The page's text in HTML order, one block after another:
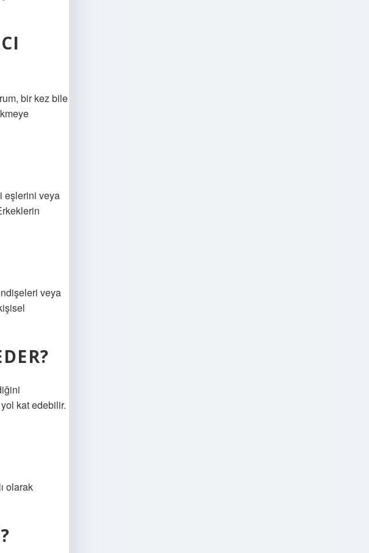
bir kez bile
eşlerini veya
veya
kat edebilir.
olarak